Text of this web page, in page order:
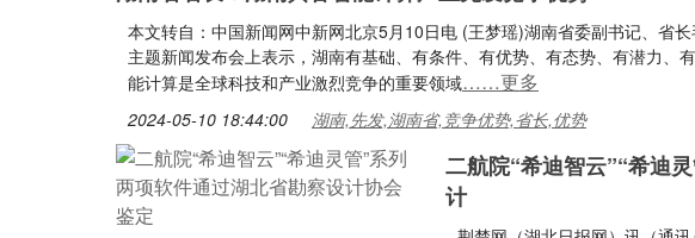
本文转自：中国新闻网中新网北京5月10日电 (王梦瑶)湖南省委副书记、省
主题新闻发布会上表示，湖南有基础、有条件、有优势、有态势、有潜力、
能计算是全球科技和产业激烈竞争的重要领域……更多
2024-05-10 18:44:00 湖南,先发,湖南省,竞争优势,省长,优势
二航院“希迪智云”“希迪
计